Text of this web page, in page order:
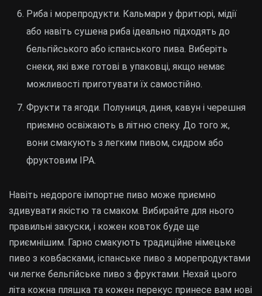
Риба і морепродукти. Кальмари у фритюрі, мідії
або навіть сушена риба ідеально підходять до
бельгійського або іспанського пива. Виберіть
снеки, які вже готові в упаковці, якщо немає
можливості приготувати їх самостійно.
Фрукти та ягоди. Полуниця, диня, кавун і черешня
приємно освіжають в літню спеку. До того ж,
вони смакують з легким пивом, сидром або
фруктовим IPA.
Навіть недороге імпортне пиво може приємно
здивувати якістю та смаком. Вибирайте для нього
правильні закуски, і кожен ковток буде ще
приємнішим. Гарно смакують традиційне німецьке
пиво з ковбасками, іспанське пиво з морепродуктами
чи легке бельгійське пиво з фруктами. Нехай цього
літа кожна пляшка та кожен перекус принесе вам нові